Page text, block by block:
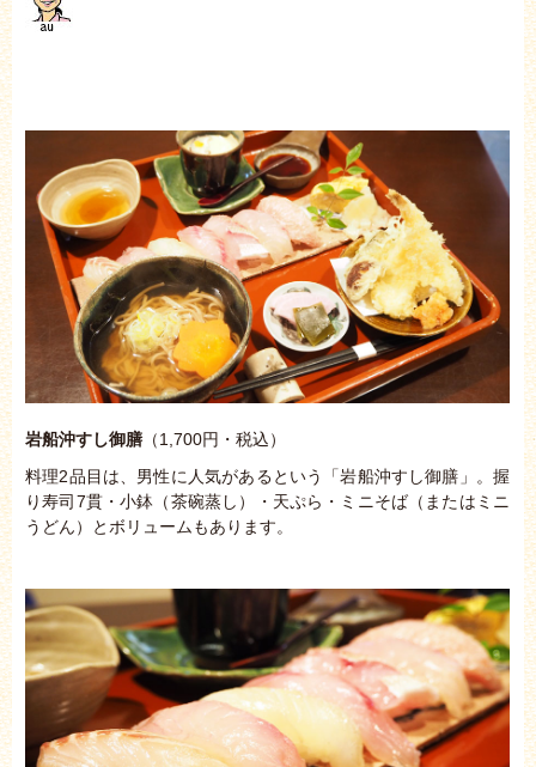
岩船沖すし御膳 （1,700円・税込）
料理2品目は、男性に人気があるという「岩船沖すし御膳」。握
り寿司7貫・小鉢（茶碗蒸し）・天ぷら・ミニそば（またはミニ
うどん）とボリュームもあります。